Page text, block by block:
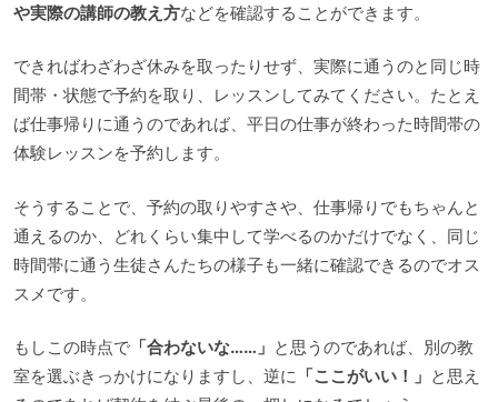
や実際の講師の教え方などを確認することができます。
できればわざわざ休みを取ったりせず、実際に通うのと同じ時
間帯・状態で予約を取り、レッスンしてみてください。たとえ
ば仕事帰りに通うのであれば、平日の仕事が終わった時間帯の
体験レッスンを予約します。
そうすることで、予約の取りやすさや、仕事帰りでもちゃんと
通えるのか、どれくらい集中して学べるのかだけでなく、同じ
時間帯に通う生徒さんたちの様子も一緒に確認できるのでオス
スメです。
もしこの時点で「合わないな……」 と思うのであれば、別の教
室を選ぶきっかけになりますし、逆に 「ここがいい！」 と思え